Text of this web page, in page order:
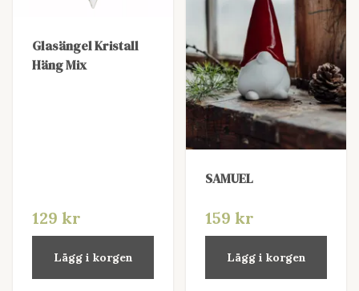
Glasängel Kristall
Häng Mix
129 kr
Lägg i korgen
SAMUEL
159 kr
Lägg i korgen